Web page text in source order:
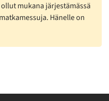
mukana järjestämässä
Hänelle on